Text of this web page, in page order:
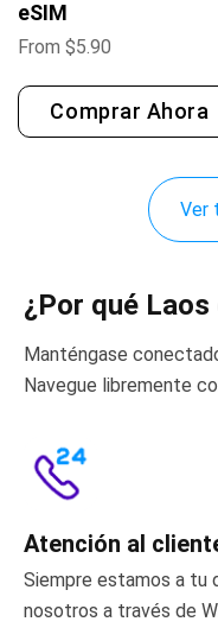
eSIM
From $5.90
Comprar Ahora
Ver
¿Por qué Laos
Manténgase
Navegue libremente
Atención al
Siempre estamos a tu
nosotros a través de